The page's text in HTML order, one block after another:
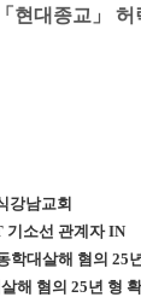
대종교」 허
강남교회
기소선 관계자 IN
학대살해 혐의 25
해 혐의 25년 형